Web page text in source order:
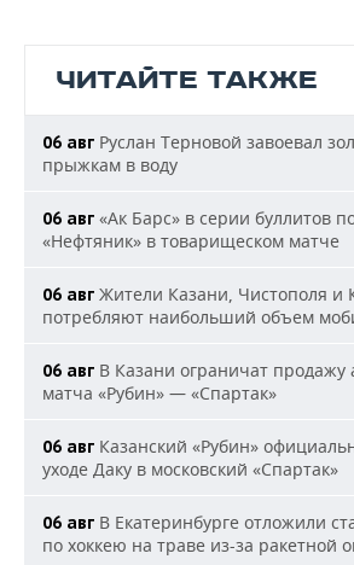
ЧИТАЙТЕ ТАКЖЕ
06 авг Руслан Терновой завоевал
прыжкам в воду
06 авг «Ак Барс» в серии буллитов
«Нефтяник» в товарищеском матче
06 авг Жители Казани, Чистополя и
потребляют наибольший объем
06 авг В Казани ограничат продажу
матча «Рубин» — «Спартак»
06 авг Казанский «Рубин»
уходе Даку в московский «Спартак»
06 авг В Екатеринбурге отложили
по хоккею на траве из-за ракетной